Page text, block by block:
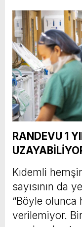
RANDEVU 1
Kıdemli
sayısının da
“Böyle olunca
verilemiyor.